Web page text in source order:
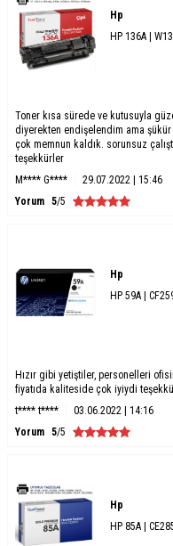
Hp
HP 136A |
Toner kısa sürede ve kutusuyla
diyerekten endişelendim ama şükür
çok memnun kaldık. sorunsuz
teşekkürler
M**** G****
29.07.2022 | 15:46
Yorum 5/5
Hp
HP 59A |
Hızır gibi yetiştiler, personelleri
fiyatıda kaliteside çok iyiydi
t**** t****
03.06.2022 | 14:16
Yorum 5/5
Hp
HP 85A |